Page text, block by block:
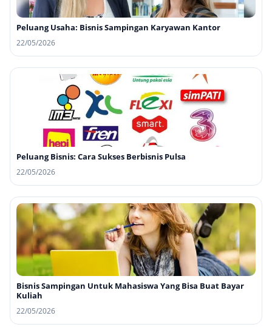
Peluang Usaha: Bisnis Sampingan Karyawan Kantor
22/05/2026
Peluang Bisnis: Cara Sukses Berbisnis Pulsa
22/05/2026
Bisnis Sampingan Untuk Mahasiswa Yang Bisa Buat Bayar
Kuliah
22/05/2026